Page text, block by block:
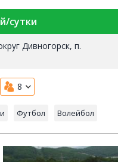
сутки
Дивногорск, п.
8
Футбол Волейбол